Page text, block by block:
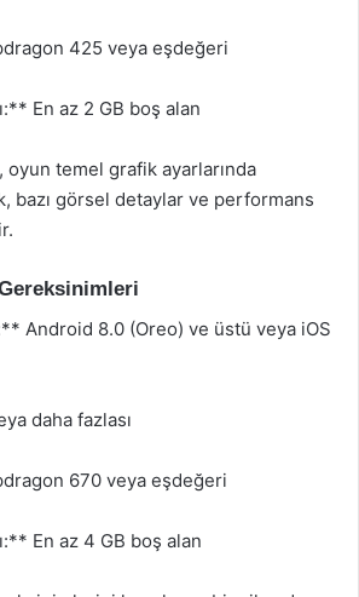
425 veya eşdeğeri
En az 2 GB boş alan
temel grafik ayarlarında
bazı görsel detaylar ve performans
Android 8.0 (Oreo) ve üstü veya iOS
daha fazlası
670 veya eşdeğeri
En az 4 GB boş alan